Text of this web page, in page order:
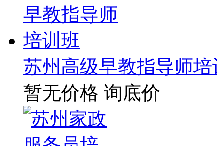
苏州高级早教指导师培
暂无价格 询底价